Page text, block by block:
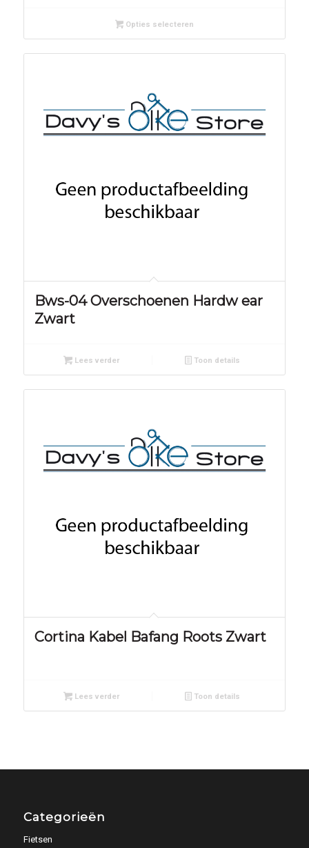
Opties selecteren
Bws-04 Overschoenen Hardw ear
Zwart
Lees verder Toon details
Cortina Kabel Bafang Roots Zwart
Lees verder Toon details
Categorieën
Fietsen